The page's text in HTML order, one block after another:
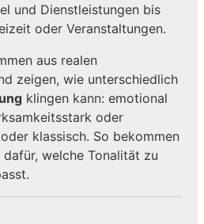
und Dienstleistungen bis
oder Veranstaltungen.
aus realen
zeigen, wie unterschiedlich
klingen kann: emotional
oder
klassisch. So bekommen
dafür, welche Tonalität zu